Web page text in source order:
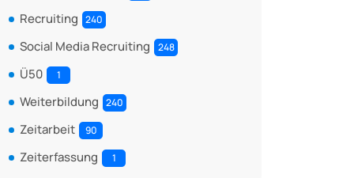
Recruiting 240
Social Media Recruiting 248
Ü50 1
Weiterbildung 240
Zeitarbeit 90
Zeiterfassung 1